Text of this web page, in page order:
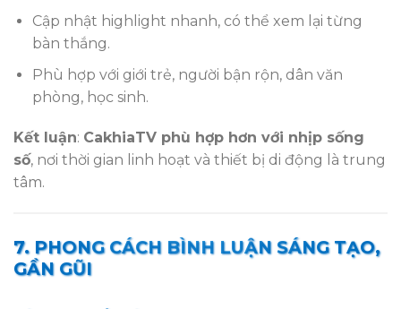
Cập nhật highlight nhanh, có thể xem lại từng
bàn thắng.
Phù hợp với giới trẻ, người bận rộn, dân văn
phòng, học sinh.
Kết luận: CakhiaTV phù hợp hơn với nhịp sống
số, nơi thời gian linh hoạt và thiết bị di động là trung
tâm.
7. PHONG CÁCH BÌNH LUẬN SÁNG TẠO,
GẦN GŨI